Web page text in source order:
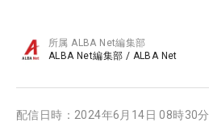
所属ALBA Net編集部
ALBA Net編集部 / ALBA Net
配信日時： 2024年6月14日 08時30分